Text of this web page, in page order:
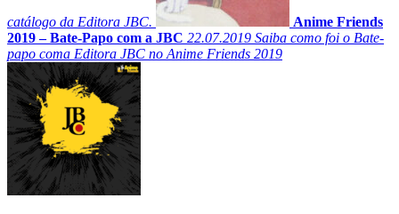
catálogo da Editora JBC.
Anime Friends
2019 – Bate-Papo com a JBC 22.07.2019 Saiba como foi o Bate-
papo coma Editora JBC no Anime Friends 2019